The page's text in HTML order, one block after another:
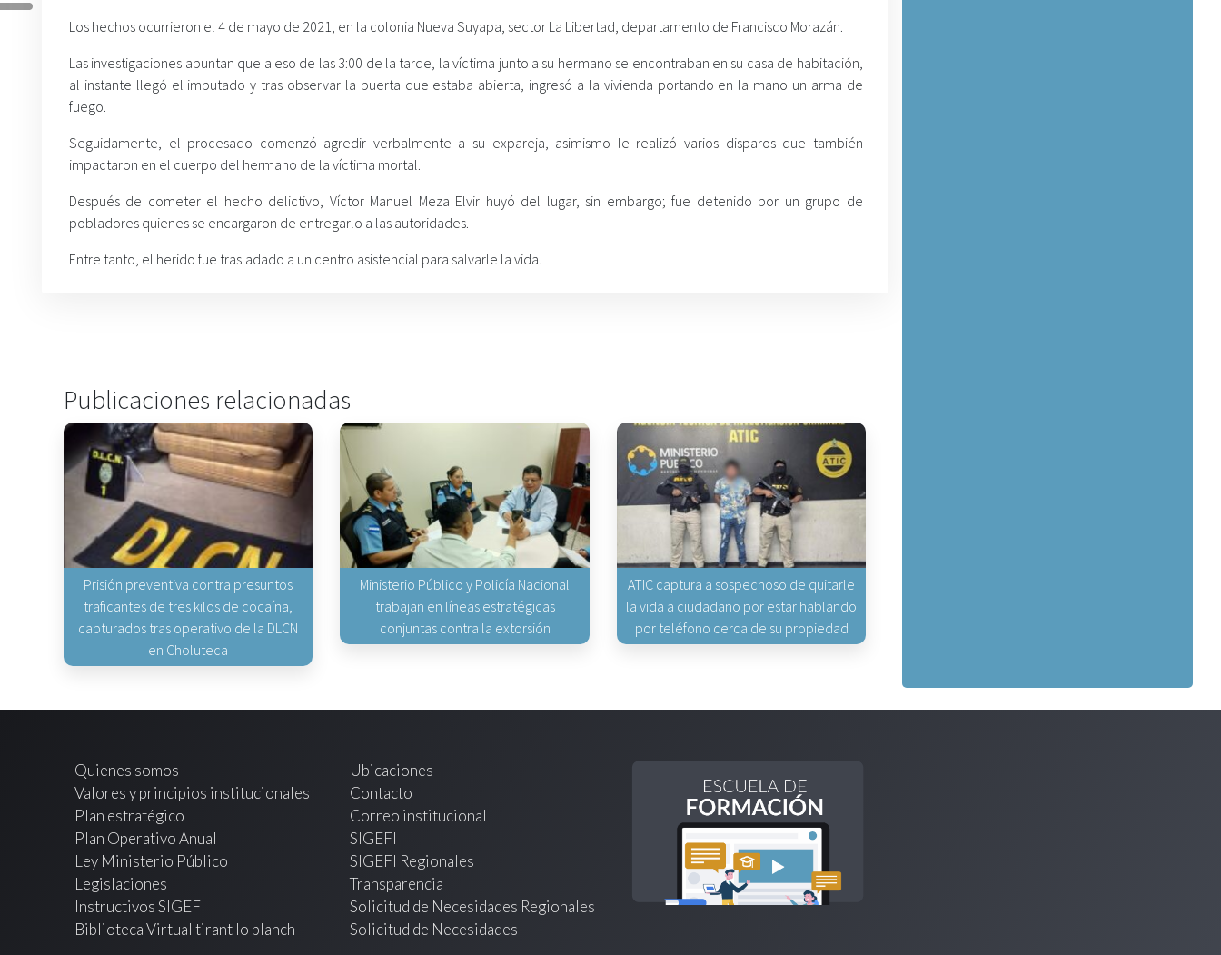
Los hechos ocurrieron el 4 de mayo de 2021, en la colonia Nueva Suyapa, sector La Libertad, departamento de Francisco Morazán.
Las investigaciones apuntan que a eso de las 3:00 de la tarde, la víctima junto a su hermano se encontraban en su casa de habitación,
al instante llegó el imputado y tras observar la puerta que estaba abierta, ingresó a la vivienda portando en la mano un arma de
fuego.
Seguidamente, el procesado comenzó agredir verbalmente a su expareja, asimismo le realizó varios disparos que también
impactaron en el cuerpo del hermano de la víctima mortal.
Después de cometer el hecho delictivo, Víctor Manuel Meza Elvir huyó del lugar, sin embargo; fue detenido por un grupo de
pobladores quienes se encargaron de entregarlo a las autoridades.
Entre tanto, el herido fue trasladado a un centro asistencial para salvarle la vida.
Publicaciones relacionadas
Prisión preventiva contra presuntos
traficantes de tres kilos de cocaína,
capturados tras operativo de la DLCN
en Choluteca
Ministerio Público y Policía Nacional
trabajan en líneas estratégicas
conjuntas contra la extorsión
ATIC captura a sospechoso de quitarle
la vida a ciudadano por estar hablando
por teléfono cerca de su propiedad
Quienes somos
Valores y principios institucionales
Plan estratégico
Plan Operativo Anual
Ley Ministerio Público
Legislaciones
Instructivos SIGEFI
Biblioteca Virtual tirant lo blanch
Ubicaciones
Contacto
Correo institucional
SIGEFI
SIGEFI Regionales
Transparencia
Solicitud de Necesidades Regionales
Solicitud de Necesidades